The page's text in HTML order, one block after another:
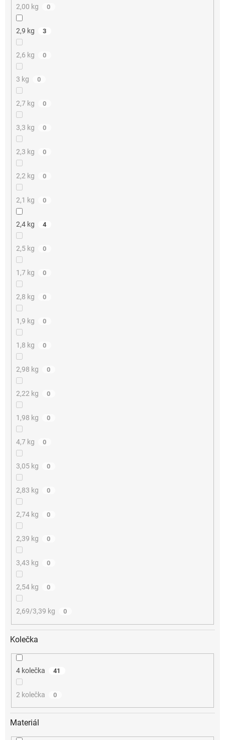
2,00 kg 0
2,9 kg 3
2,6 kg 0
3 kg 0
2,7 kg 0
3,3 kg 0
2,3 kg 0
2,2 kg 0
2,1 kg 0
2,4 kg 4
2,5 kg 0
1,7 kg 0
2,8 kg 0
1,9 kg 0
1,8 kg 0
2,98 kg 0
2,22 kg 0
1,98 kg 0
4,7 kg 0
3,05 kg 0
2,83 kg 0
2,74 kg 0
2,39 kg 0
3,43 kg 0
2,54 kg 0
2,69/3,39 kg 0
Kolečka
4 kolečka 41
2 kolečka 0
Materiál